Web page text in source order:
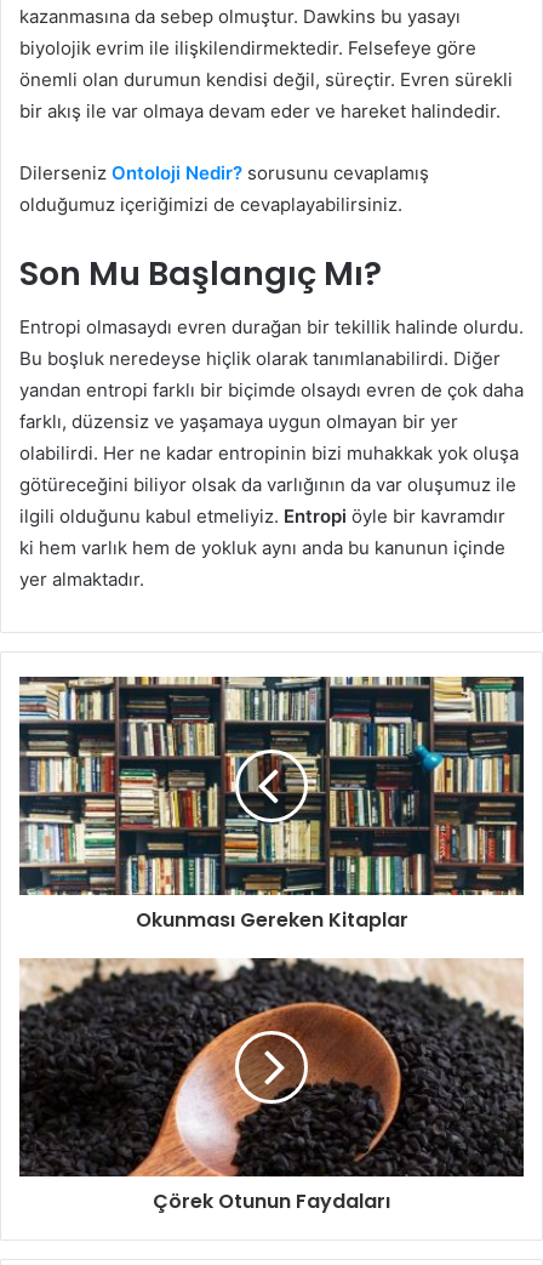
kazanmasına da sebep olmuştur. Dawkins bu yasayı
biyolojik evrim ile ilişkilendirmektedir. Felsefeye göre
önemli olan durumun kendisi değil, süreçtir. Evren sürekli
bir akış ile var olmaya devam eder ve hareket halindedir.
Dilerseniz Ontoloji Nedir? sorusunu cevaplamış
olduğumuz içeriğimizi de cevaplayabilirsiniz.
Son Mu Başlangıç Mı?
Entropi olmasaydı evren durağan bir tekillik halinde olurdu.
Bu boşluk neredeyse hiçlik olarak tanımlanabilirdi. Diğer
yandan entropi farklı bir biçimde olsaydı evren de çok daha
farklı, düzensiz ve yaşamaya uygun olmayan bir yer
olabilirdi. Her ne kadar entropinin bizi muhakkak yok oluşa
götüreceğini biliyor olsak da varlığının da var oluşumuz ile
ilgili olduğunu kabul etmeliyiz. Entropi öyle bir kavramdır
ki hem varlık hem de yokluk aynı anda bu kanunun içinde
yer almaktadır.
Okunması Gereken Kitaplar
Çörek Otunun Faydaları